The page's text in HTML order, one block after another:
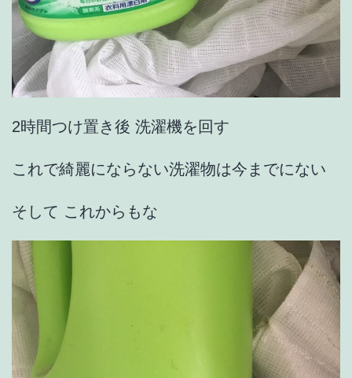
2時間つけ置き後 洗濯機を回す
これで綺麗にならない洗濯物は今までにない
そして これからもな